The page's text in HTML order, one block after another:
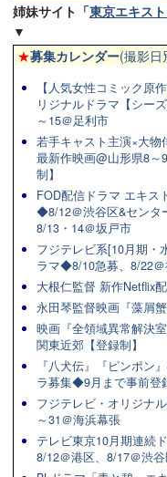
姉妹サイト「東京エキス
▼
★募集カレンダー(撮影日
【人気女性コミック原
リジナルドラマ【シー
～15＠足利市
若手キャスト主演×大物
最新作映画@山形県8～
制】
FOD配信ドラマ エキス
◆8/12＠渋谷区&センタ
8/13・14＠坂戸市
フジテレビ系[10月期・
ラマ◆8/10急募、8/22
大根仁監督 新作Netflix
永田琴監督映画『藻屑
映画『全領域異常解決
関東近郊【登録制】
『八犬伝』『ピンポン
ラ募集◆9月まで事前登
フジテレビ・オリジナ
～31＠海浜幕張
テレビ東京10月期連続
8/12＠港区、8/17＠渋